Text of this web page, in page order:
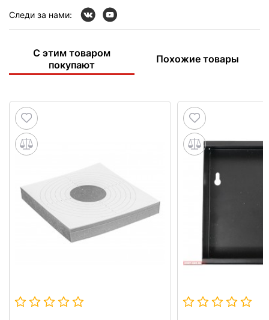
Следи за нами:
С этим товаром
покупают
Похожие товары